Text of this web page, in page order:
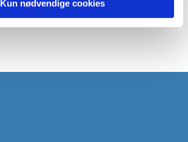
Kun nødvendige cookies